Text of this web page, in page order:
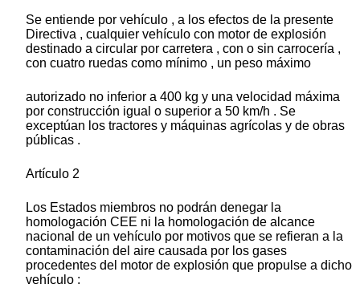
Se entiende por vehículo , a los efectos de la presente
Directiva , cualquier vehículo con motor de explosión
destinado a circular por carretera , con o sin carrocería ,
con cuatro ruedas como mínimo , un peso máximo
autorizado no inferior a 400 kg y una velocidad máxima
por construcción igual o superior a 50 km/h . Se
exceptúan los tractores y máquinas agrícolas y de obras
públicas .
Artículo 2
Los Estados miembros no podrán denegar la
homologación CEE ni la homologación de alcance
nacional de un vehículo por motivos que se refieran a la
contaminación del aire causada por los gases
procedentes del motor de explosión que propulse a dicho
vehículo :